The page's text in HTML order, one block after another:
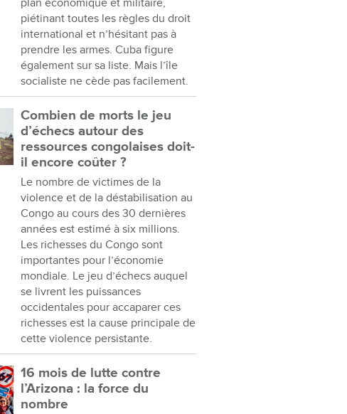
plan économique et militaire,
piétinant toutes les règles du droit
international et n’hésitant pas à
prendre les armes. Cuba figure
également sur sa liste. Mais l’île
socialiste ne cède pas facilement.
Combien de morts le jeu
d’échecs autour des
ressources congolaises doit-
il encore coûter ?
Le nombre de victimes de la
violence et de la déstabilisation au
Congo au cours des 30 dernières
années est estimé à six millions.
Les richesses du Congo sont
importantes pour l’économie
mondiale. Le jeu d’échecs auquel
se livrent les puissances
occidentales pour accaparer ces
richesses est la cause principale de
cette violence persistante.
16 mois de lutte contre
l’Arizona : la force du
nombre